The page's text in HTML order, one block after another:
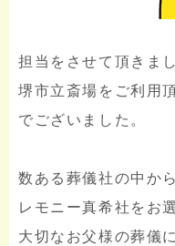
担当をさせて頂きま
堺市立斎場をご利用
でございました。
数ある葬儀社の中か
レモニー真希社をお
大切なお父様の葬儀